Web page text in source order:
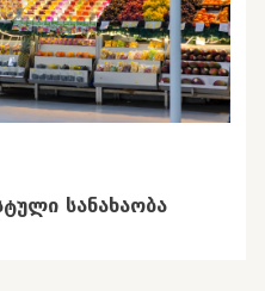
ᲡᲐᲜᲐᲮᲐᲝᲑᲐ